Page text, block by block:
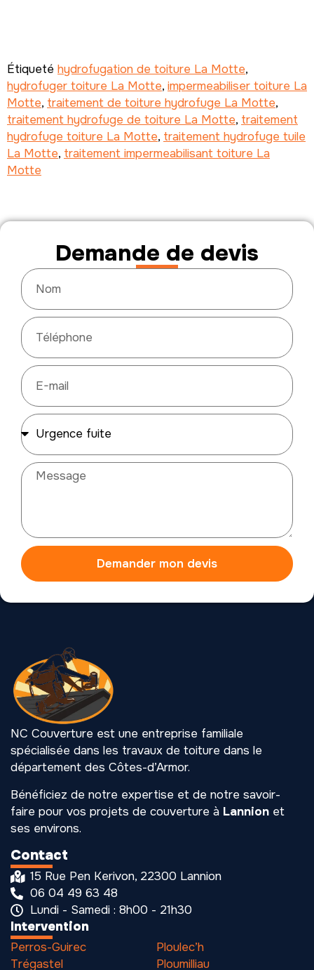
Étiqueté hydrofugation de toiture La Motte,
hydrofuger toiture La Motte, impermeabiliser toiture La
Motte, traitement de toiture hydrofuge La Motte,
traitement hydrofuge de toiture La Motte, traitement
hydrofuge toiture La Motte, traitement hydrofuge tuile
La Motte, traitement impermeabilisant toiture La
Motte
Demande de devis
Demander mon devis
NC Couverture est une entreprise familiale
spécialisée dans les travaux de toiture dans le
département des Côtes-d’Armor.
Bénéficiez de notre expertise et de notre savoir-
faire pour vos projets de couverture à Lannion et
ses environs.
Intervention
Perros-Guirec
Trégastel
Ploulec’h
Ploumilliau
Contact
15 Rue Pen Kerivon, 22300 Lannion
06 04 49 63 48
Lundi - Samedi : 8h00 - 21h30